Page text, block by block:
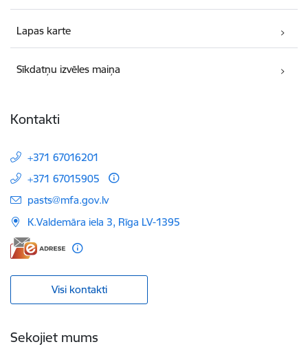
Lapas karte
Sīkdatņu izvēles maiņa
Kontakti
+371 67016201
+371 67015905
E-pasts:
pasts@mfa.gov.lv
K.Valdemāra iela 3, Rīga LV-1395
Visi kontakti
Sekojiet mums